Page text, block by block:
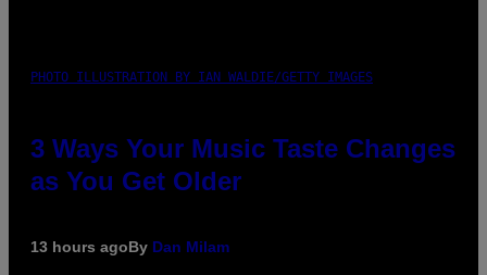
PHOTO ILLUSTRATION BY IAN WALDIE/GETTY IMAGES
3 Ways Your Music Taste Changes
as You Get Older
13 hours agoBy Dan Milam